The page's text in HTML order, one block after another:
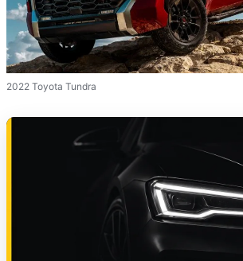
2022 Toyota Tundra